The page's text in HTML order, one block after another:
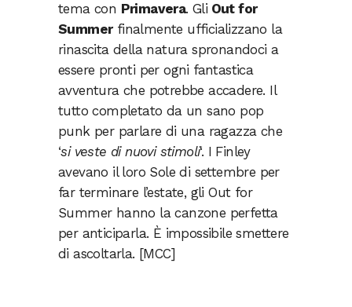
tema con Primavera. Gli Out for
Summerfinalmente ufficializzano la
rinascita della natura spronandoci a
essere pronti per ogni fantastica
avventura che potrebbe accadere. Il
tutto completato da un sano pop
punk per parlare di una ragazza che
‘si veste di nuovi stimoli‘. I Finley
avevano il loro Sole di settembre per
far terminare l’estate, gli Out for
Summer hanno la canzone perfetta
per anticiparla. È impossibile smettere
di ascoltarla. [MCC]